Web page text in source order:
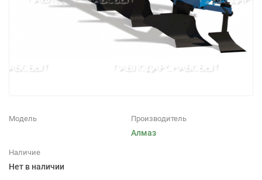
Модель Производитель
Алмаз
Наличие
Нет в наличии